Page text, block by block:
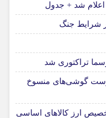
شرایط جنگ
تراکتوری شد
گوشی‌های منسوخ
ارز کالاهای اساسی